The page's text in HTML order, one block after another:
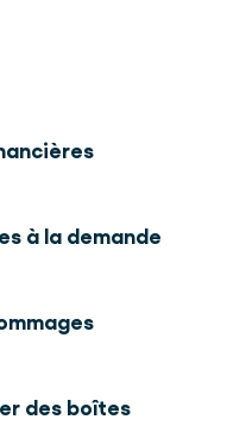
à la demande
des boîtes